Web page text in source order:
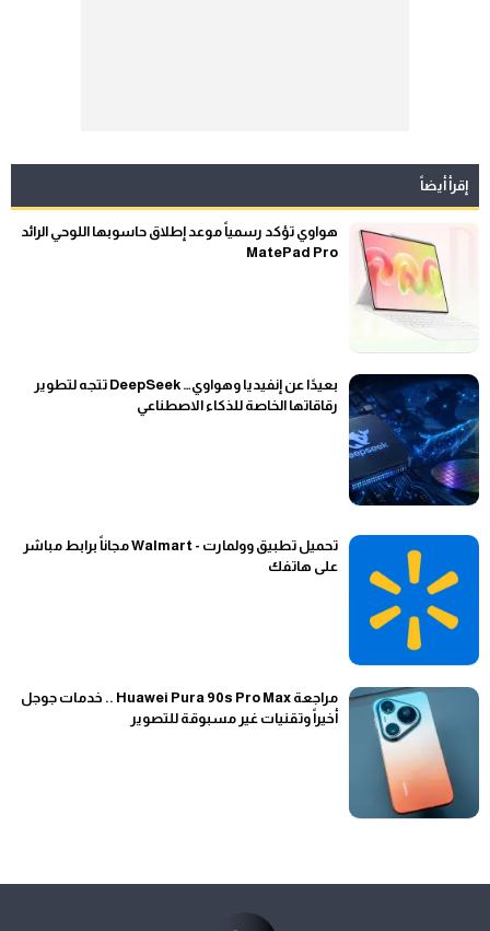
إقرأ أيضاً
هواوي تؤكد رسمياً موعد إطلاق حاسوبها اللوحي الرائد
MatePad Pro
بعيدًا عن إنفيديا وهواوي… DeepSeek تتجه لتطوير
رقاقاتها الخاصة للذكاء الاصطناعي
تحميل تطبيق وولمارت - Walmart مجاناً برابط مباشر
على هاتفك
مراجعة Huawei Pura 90s Pro Max .. خدمات جوجل
أخيراً وتقنيات غير مسبوقة للتصوير